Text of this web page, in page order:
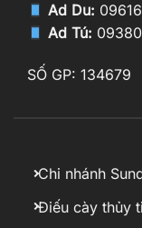
Ad Du:
Ad Tú:
SỐ GP: 134679
Chi nhánh
Điếu cày thủy